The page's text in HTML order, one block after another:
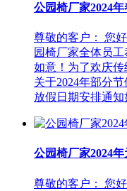
公园椅厂家2024
尊敬的客户： 您
园椅厂家全体员
如意！为了欢庆
关于2024年部分
放假日期安排通知
公园椅厂家2024
尊敬的客户： 您